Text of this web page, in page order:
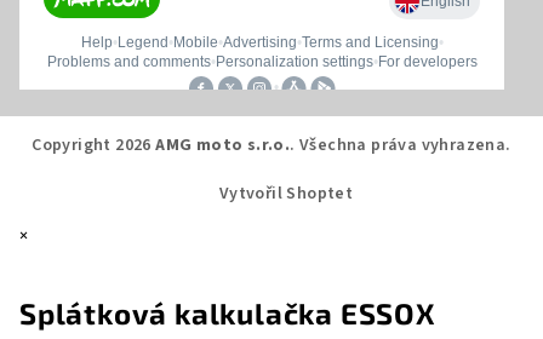
Copyright 2026AMG moto s.r.o.. Všechna práva vyhrazena.
Vytvořil Shoptet
×
Splátková kalkulačka ESSOX